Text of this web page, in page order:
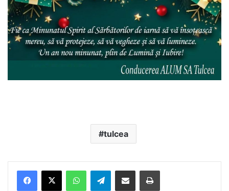
tulcea
Telegram